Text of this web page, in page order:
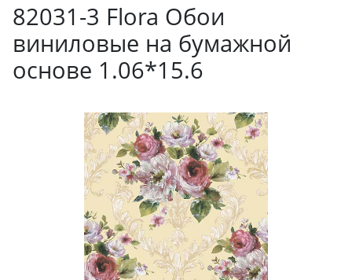
82031-3 Flora Обои
виниловые на бумажной
основе 1.06*15.6